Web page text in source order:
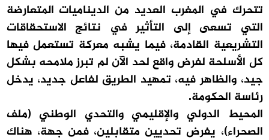
تتحرك في المغرب العديد من الديناميات المتعارضة
التي تسعى إلى التأثير في نتائج الاستحقاقات
التشريعية القادمة، فيما يشبه معركة تستعمل فيها
كل الأسلحة لفرض واقع لحد الآن لم تبرز ملامحه بشكل
جيد، والظاهر فيه، تمهيد الطريق لفاعل جديد، يدخل
رئاسة الحكومة.
المحيط الدولي والإقليمي والتحدي الوطني (ملف
الصحراء)، يفرض تحديين متقابلين، فمن جهة، هناك